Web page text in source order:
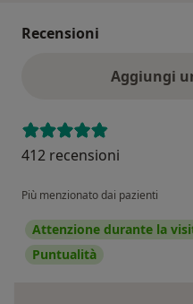
Recensioni
Aggiungi
412 recensioni
Più menzionato dai pazienti
Attenzione durante la
Puntualità